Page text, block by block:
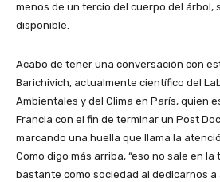
menos de un tercio del cuerpo del árbol,
disponible.
Acabo de tener una conversación con
Barichivich, actualmente científico del
Ambientales y del Clima en París, quien
Francia con el fin de terminar un Post
marcando una huella que llama la
Como digo más arriba, “eso no sale en la
bastante como sociedad al dedicarnos